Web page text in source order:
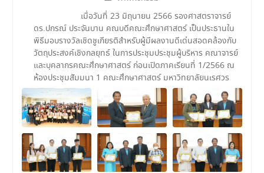
เมื่อวันที่ 23 มิถุนายน 2566 รองศาสตราจารย์
ดร.ปกรณ์ ประจันบาน คณบดีคณะศึกษาศาสตร์ เป็นประธานใน
พิธีมอบรางวัลเชิดชูเกียรติสำหรับผู้มีผลงานดีเด่นสอดคล้องกับ
วัตถุประสงค์เชิงกลยุทธ์ ในการประชุมประชุมผู้บริหาร คณาจารย์
และบุคลากรคณะศึกษาศาสตร์ ก่อนเปิดภาคเรียนที่ 1/2566 ณ
ห้องประชุมสัมมนา 1 คณะศึกษาศาสตร์ มหาวิทยาลัยนเรศวร